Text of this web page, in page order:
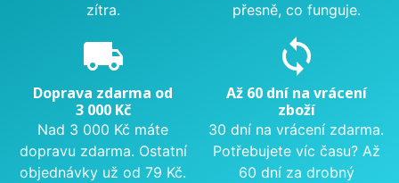
zítra.
přesně, co funguje.
local_shipping
Doprava zdarma od
3 000 Kč
Nad 3 000 Kč máte
dopravu zdarma. Ostatní
objednávky už od 79 Kč.
sync
Až 60 dní na vrácení
zboží
30 dní na vrácení zdarma.
Potřebujete víc času? Až
60 dní za drobný